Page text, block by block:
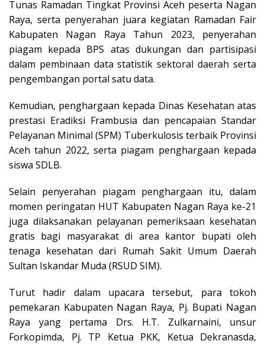
Tunas Ramadan Tingkat Provinsi Aceh peserta Nagan
Raya, serta penyerahan juara kegiatan Ramadan Fair
Kabupaten Nagan Raya Tahun 2023, penyerahan
piagam kepada BPS atas dukungan dan partisipasi
dalam pembinaan data statistik sektoral daerah serta
pengembangan portal satu data.
Kemudian, penghargaan kepada Dinas Kesehatan atas
prestasi Eradiksi Frambusia dan pencapaian Standar
Pelayanan Minimal (SPM) Tuberkulosis terbaik Provinsi
Aceh tahun 2022, serta piagam penghargaan kepada
siswa SDLB.
Selain penyerahan piagam penghargaan itu, dalam
momen peringatan HUT Kabupaten Nagan Raya ke-21
juga dilaksanakan pelayanan pemeriksaan kesehatan
gratis bagi masyarakat di area kantor bupati oleh
tenaga kesehatan dari Rumah Sakit Umum Daerah
Sultan Iskandar Muda (RSUD SIM).
Turut hadir dalam upacara tersebut, para tokoh
pemekaran Kabupaten Nagan Raya, Pj. Bupati Nagan
Raya yang pertama Drs. H.T. Zulkarnaini, unsur
Forkopimda, Pj. TP Ketua PKK, Ketua Dekranasda,